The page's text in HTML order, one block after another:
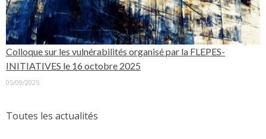
Colloque sur les vulnérabilités organisé par la FLEPES-
INITIATIVES le 16 octobre 2025
05/09/2025
Toutes les actualités